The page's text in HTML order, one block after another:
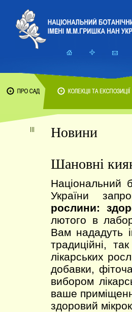
Новини
Шановні
України
рослини:
лютого в
Вам нададуть
традиційні,
лікарських
добавки,
вибором
ваше
здоровий